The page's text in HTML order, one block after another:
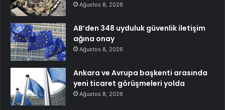
Ağustos 8, 2026
AB’den 348 uyduluk güvenlik iletişim
ağına onay
Ağustos 8, 2026
Ankara ve Avrupa başkenti arasında
yeni ticaret görüşmeleri yolda
Ağustos 8, 2026